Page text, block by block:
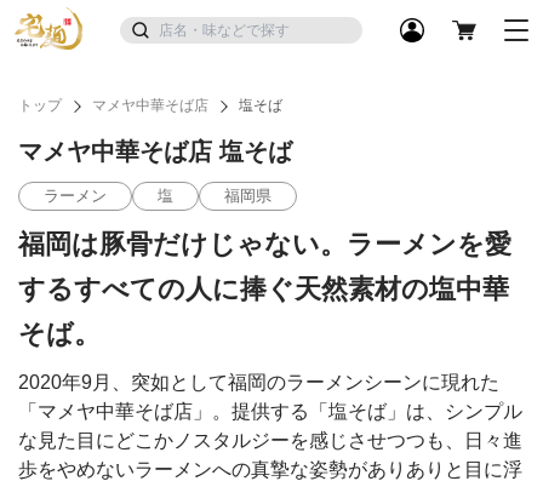
トップ マメヤ中華そば店 塩そば
マメヤ中華そば店 塩そば
ラーメン 塩 福岡県
福岡は豚骨だけじゃない。ラーメンを愛
するすべての人に捧ぐ天然素材の塩中華
そば。
2020年9月、突如として福岡のラーメンシーンに現れた
「マメヤ中華そば店」。提供する「塩そば」は、シンプル
な見た目にどこかノスタルジーを感じさせつつも、日々進
歩をやめないラーメンへの真摯な姿勢がありありと目に浮